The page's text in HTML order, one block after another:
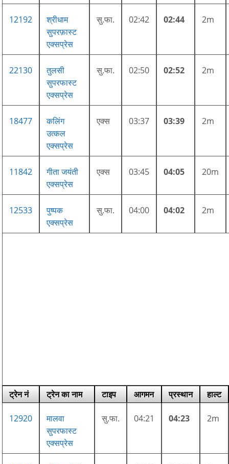
12192
श्रीधाम
सुपरफ़ास्ट
एक्सप्रेस
सु.फा. 02:42 02:44 2m
22130
तुलसी
सुपरफास्ट
एक्सप्रेस
सु.फा. 02:50 02:52 2m
18477
कलिंग
उत्कल
एक्सप्रेस
एक्स 03:37 03:39 2m
11842
गीता जयंती
एक्सप्रेस
एक्स 03:45 04:05 20m
12533
पुष्पक
एक्सप्रेस
सु.फा. 04:00 04:02 2m
ट्रेन नं ट्रेन का नाम टाइप आगमन प्रस्थान हाल्ट
12920
मालवा
सुपरफास्ट
एक्सप्रेस
सु.फा. 04:21 04:23 2m